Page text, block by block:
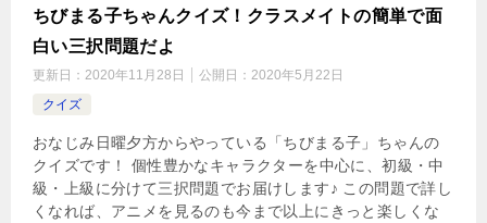
ちびまる子ちゃんクイズ！クラスメイトの簡単で面
白い三択問題だよ
更新日： 2020年11月28日 公開日： 2020年5月22日
クイズ
おなじみ日曜夕方からやっている「ちびまる子」ちゃんの
クイズです！ 個性豊かなキャラクターを中心に、初級・中
級・上級に分けて三択問題でお届けします♪ この問題で詳し
くなれば、アニメを見るのも今まで以上にきっと楽しくな